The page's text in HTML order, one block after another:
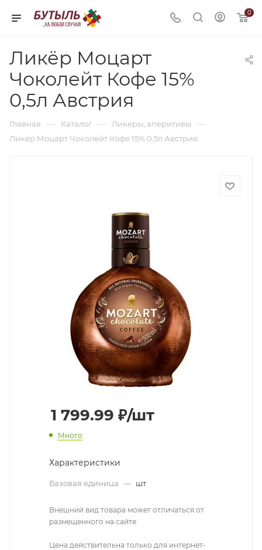
0
Ликёр Моцарт
Чоколейт Кофе 15%
0,5л Австрия
Главная — Каталог — Ликеры, аперитивы —
Ликёр Моцарт Чоколейт Кофе 15% 0,5л Австрия
1 799.99 ₽/шт
Много
Характеристики
Базовая единица — шт
Внешний вид товара может отличаться от
размещенного на сайте
Цена действительна только для интернет-